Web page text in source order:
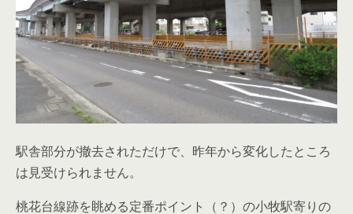
駅舎部分が撤去されただけで、昨年から変化したところ
は見受けられません。
桃花台線跡を眺める定番ポイント（？）の小牧駅寄りの